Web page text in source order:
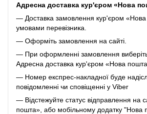
Адресна доставка кур'єром «Нова
— Доставка замовлення кур'єром «Нова
умовами перевізника.
— Оформіть замовлення на сайті.
— При оформленні замовлення виберіть
Адресна доставка кур'єром «Нова
— Номер експрес-накладної буде
повідомленні чи сповіщенні у Viber
— Відстежуйте статус відправлення на
пошта», або мобільному додатку "Нова